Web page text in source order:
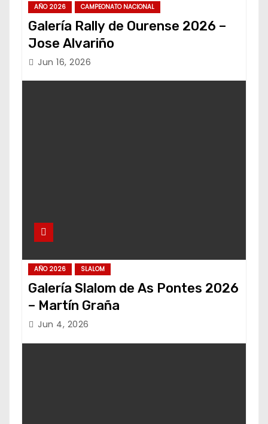
AÑO 2026 CAMPEONATO NACIONAL
Galería Rally de Ourense 2026 –
Jose Alvariño
Jun 16, 2026
AÑO 2026 SLALOM
Galería Slalom de As Pontes 2026
– Martín Graña
Jun 4, 2026